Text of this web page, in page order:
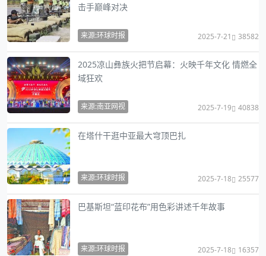
击手巅峰对决
来源:环球时报 2025-7-21 38582
2025凉山彝族火把节启幕：火映千年文化 情燃全
域狂欢
来源:南亚网视 2025-7-19 40838
在塔什干逛中亚最大穹顶巴扎
来源:环球时报 2025-7-18 25577
巴基斯坦“蓝印花布”用色彩讲述千年故事
来源:环球时报 2025-7-18 16357